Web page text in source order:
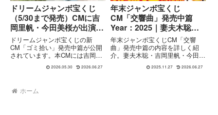
ドリームジャンボ宝くじ
（5/30まで発売）CMに吉
岡里帆・今田美桜が出演！
「ゴミ拾い」発売中篇の心
温まるストーリー
ドリームジャンボ宝くじの新
CM「ゴミ拾い」発売中篇が公開
されています。本CMには吉岡里
帆さんと今田美桜さんが出演。
2026年で共演7年目となる二人
し、「日常の中の小さな幸せ」を
テーマにした温かなストーリーを
2026.05.30 2026.06.27
年末ジャンボ宝くじ
CM「交響曲」発売中篇
Year：2025｜妻夫木聡＆
吉岡里帆らジャンボきょう
だい×Adoが大合唱
年末ジャンボ宝くじCM「交響
曲」発売中篇の内容を詳しく紹
介。妻夫木聡・吉岡里帆・今田美
桜・矢本悠馬・成田凌のジャンボ
きょうだいが、ベートーヴェン交
2025.11.27 2026.06.27
ホーム